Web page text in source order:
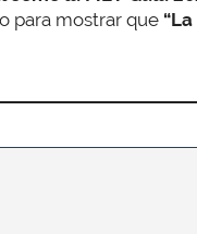
para mostrar que